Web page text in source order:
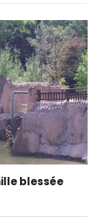
blessée